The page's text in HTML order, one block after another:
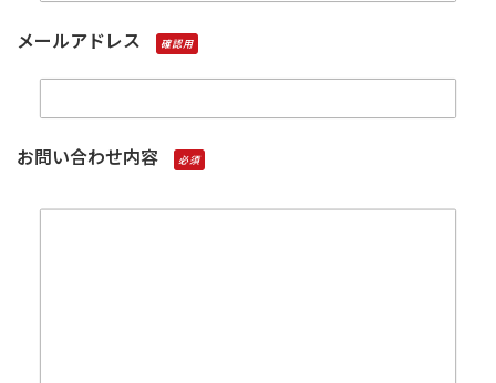
メールアドレス 確認用
お問い合わせ内容 必須